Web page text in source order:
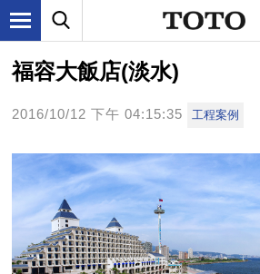
福容大飯店(淡水)
2016/10/12 下午 04:15:35 工程案例